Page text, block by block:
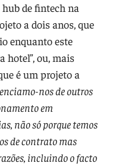
de fintech na
a dois anos, que
enquanto este
hotel”, ou, mais
é um projeto a
nos de outros
em
não só porque temos
de contrato mas
incluindo o facto